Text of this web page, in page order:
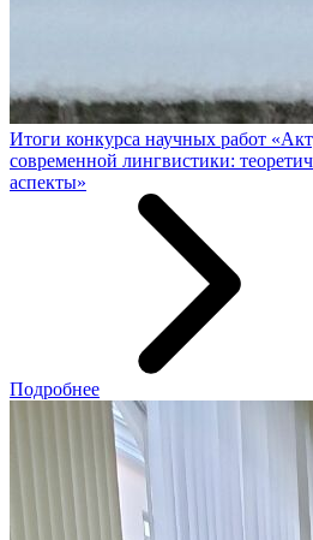
Итоги конкурса научных работ
современной лингвистики:
аспекты»
Подробнее